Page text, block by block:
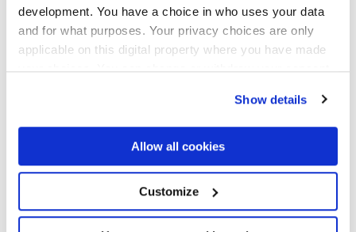
development. You have a choice in who uses your data
and for what purposes. Your privacy choices are only
applicable on this digital property where you have made
your choices. You can change or withdraw your consent
If you allow, we would also like to:
Collect information about your geographical
location which can be accurate to within several
Identify your device by actively scanning it for
specific characteristics (fingerprinting)
Show details
Allow all cookies
Customize
Autorizzo il trattamento dei miei dati al fine di dare seguito alla mia
richiesta di cui al punto C) dell’informativa. *